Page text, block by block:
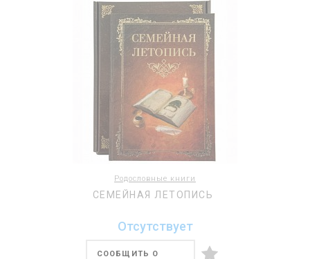
Родословные книги
СЕМЕЙНАЯ ЛЕТОПИСЬ
Отсутствует
СООБЩИТЬ О